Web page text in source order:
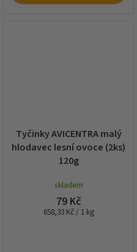
Tyčinky AVICENTRA malý
hlodavec lesní ovoce (2ks)
120g
skladem
79 Kč
Měrná
658,33 Kč / 1 kg